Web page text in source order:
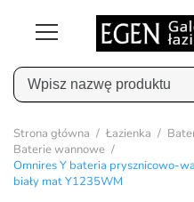
Strona główna Łazienka
Baterie wannowe
Omnires Y bateria prysznicowo-
biały mat Y1235WM